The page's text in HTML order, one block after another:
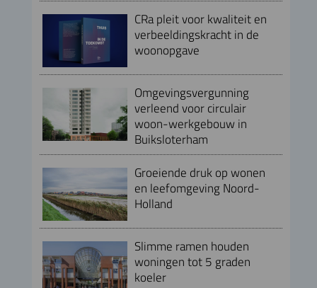
CRa pleit voor kwaliteit en
verbeeldingskracht in de
woonopgave
Omgevingsvergunning
verleend voor circulair
woon-werkgebouw in
Buiksloterham
Groeiende druk op wonen
en leefomgeving Noord-
Holland
Slimme ramen houden
woningen tot 5 graden
koeler